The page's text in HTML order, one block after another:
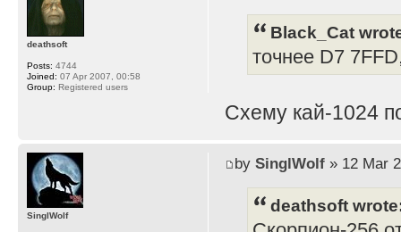
Black_Cat
точнее D7
Схему кай-1024
deathsoft
Posts: 4744
Joined: 07 Apr 2007, 00:58
Group: Registered users
by SinglWolf» 12 Mar
deathsoft
SinglWolf